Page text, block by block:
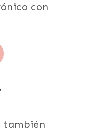
con
también